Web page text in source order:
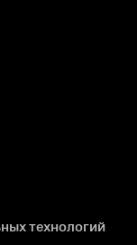
технологий